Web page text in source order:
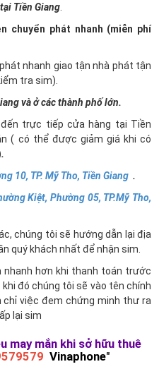
Tiền Giang
phát nhanh (miễn phí
nhanh giao tận nhà phát tận
tra sim).
và ở các thành phố lớn.
trực tiếp cửa hàng tại Tiền
( có thể được giảm giá khi có
.
10, TP. Mỹ Tho, Tiền Giang .
Kiệt, Phường 05, TP.Mỹ Tho,
chúng tôi sẽ hướng dẫn lại địa
quý khách nhất để nhận sim.
nhanh hơn khi thanh toán trước
khi đó chúng tôi sẽ vào tên chính
chỉ việc đem chứng minh thư ra
lại sim
may mắn khi sở hữu thuê
Vinaphone"